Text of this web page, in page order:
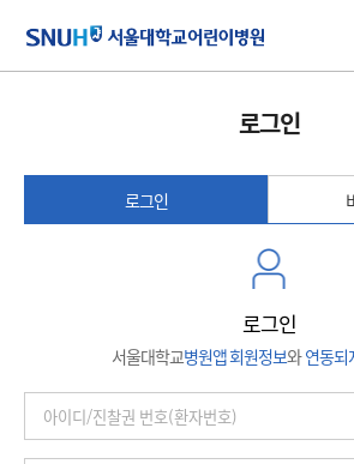
로그인
로그인
로그인
서울대학교병원앱 회원정보와연동되